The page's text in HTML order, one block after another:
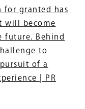
for granted has
will become
future. Behind
to
of a
| PR